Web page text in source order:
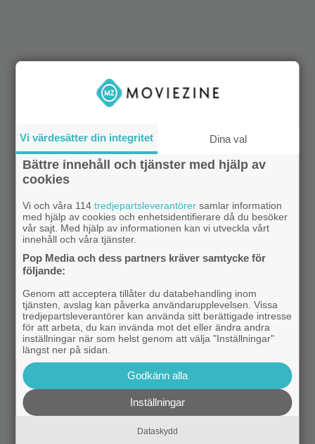
Vi värdesätter din integritet Dina val
Bättre innehåll och tjänster med hjälp av
cookies
Vi och våra 114tredjepartsleverantörer samlar information
med hjälp av cookies och enhetsidentifierare då du besöker
vår sajt. Med hjälp av informationen kan vi utveckla vårt
innehåll och våra tjänster.
Pop Media och dess partners kräver samtycke för
följande:
Genom att acceptera tillåter du databehandling inom
tjänsten, avslag kan påverka användarupplevelsen. Vissa
tredjepartsleverantörer kan använda sitt berättigade intresse
för att arbeta, du kan invända mot det eller ändra andra
inställningar när som helst genom att välja "Inställningar"
längst ner på sidan.
Godkänn alla
Inställningar
Dataskydd